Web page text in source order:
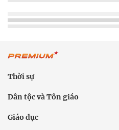
Thời sự
Dân tộc và Tôn giáo
Giáo dục